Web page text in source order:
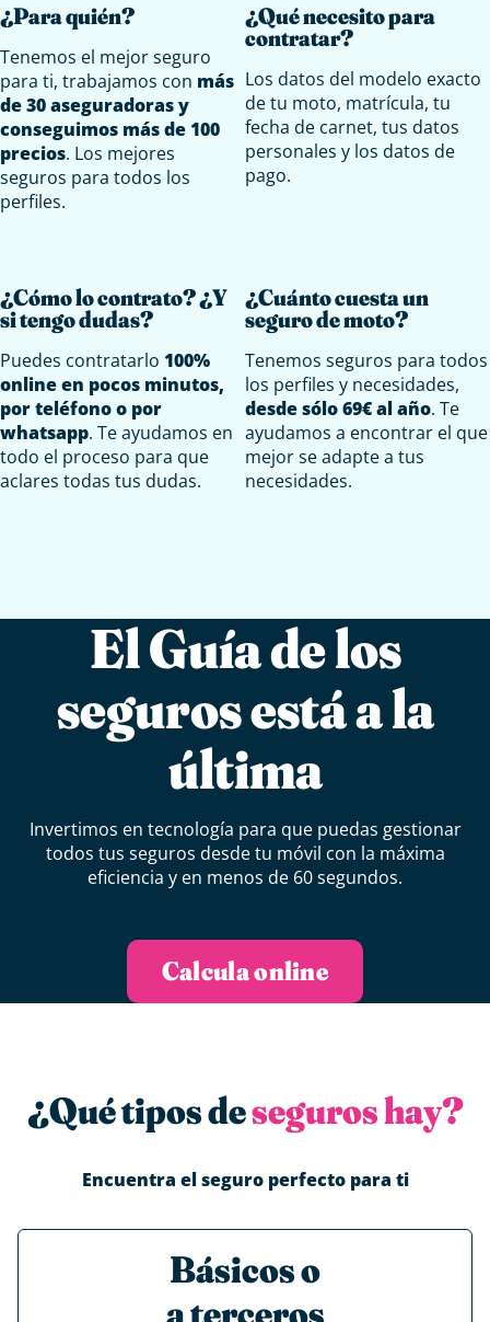
¿Para quién?
Tenemos el mejor seguro
para ti, trabajamos con más
de 30 aseguradoras y
conseguimos más de 100
precios. Los mejores
seguros para todos los
perfiles.
¿Qué necesito para
contratar?
Los datos del modelo exacto
de tu moto, matrícula, tu
fecha de carnet, tus datos
personales y los datos de
pago.
¿Cómo lo contrato? ¿Y
si tengo dudas?
Puedes contratarlo 100%
online en pocos minutos,
por teléfono o por
whatsapp. Te ayudamos en
todo el proceso para que
aclares todas tus dudas.
¿Cuánto cuesta un
seguro de moto?
Tenemos seguros para todos
los perfiles y necesidades,
desde sólo 69€ al año. Te
ayudamos a encontrar el que
mejor se adapte a tus
necesidades.
El Guía de los
seguros está a la
última
Invertimos en tecnología para que puedas gestionar
todos tus seguros desde tu móvil con la máxima
eficiencia y en menos de 60 segundos.
Calcula online
¿Qué tipos deseguros hay?
Encuentra el seguro perfecto para ti
Básicos o